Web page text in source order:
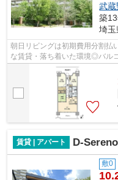
武蔵
築
埼玉
朝日リビングは初期費用分割払
な賃貸・落ち着いた環境◎バル
ン・モニタ付オートロック●徒
賃貸 | アパート D-
敷0